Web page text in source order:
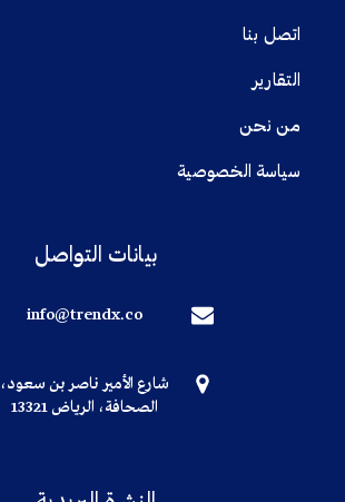
اتصل بنا
التقارير
من نحن
سياسة الخصوصية
بيانات التواصل
info@trendx.co
شارع الأمير ناصر بن سعود،
الصحافة، الرياض 13321